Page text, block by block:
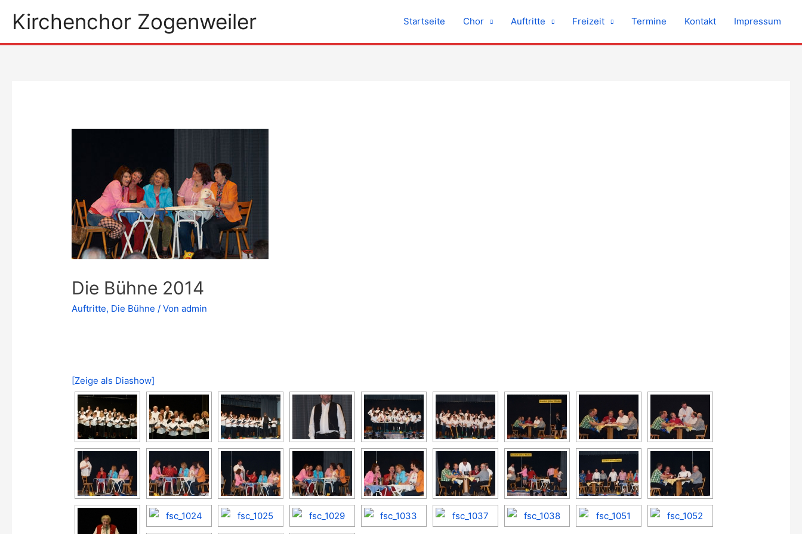
InhaltKirchenchor Zogenweiler Startseite Chor Auftritte Freizeit Termine Kontakt Impressum
Die Bühne 2014
Auftritte, Die Bühne / Vonadmin
[Zeige als Diashow]